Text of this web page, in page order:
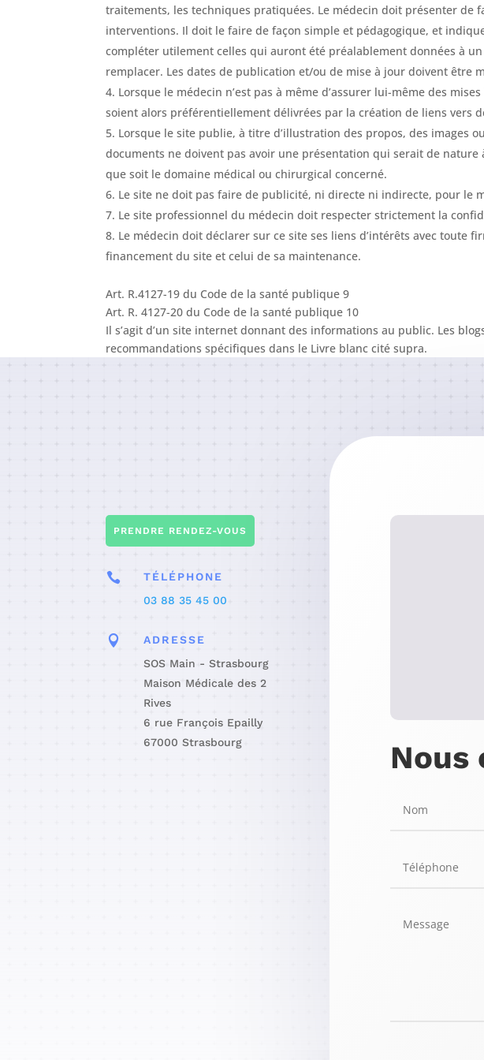
traitements, les techniques pratiquées. Le médecin doit présenter de
interventions. Il doit le faire de façon simple et pédagogique, et
compléter utilement celles qui auront été préalablement données à
remplacer. Les dates de publication et/ou de mise à jour doivent être
Lorsque le médecin n’est pas à même d’assurer lui-même des
soient alors préférentiellement délivrées par la création de liens vers
Lorsque le site publie, à titre d’illustration des propos, des images
documents ne doivent pas avoir une présentation qui serait de
que soit le domaine médical ou chirurgical concerné.
Le site ne doit pas faire de publicité, ni directe ni indirecte, pour le
Le site professionnel du médecin doit respecter strictement la
Le médecin doit déclarer sur ce site ses liens d’intérêts avec toute
financement du site et celui de sa maintenance.
Art. R.4127-19 du Code de la santé publique 9
Art. R. 4127-20 du Code de la santé publique 10
Il s’agit d’un site internet donnant des informations au public. Les
recommandations spécifiques dans le Livre blanc cité supra.
PRENDRE RENDEZ-VOUS

TÉLÉPHONE
03 88 35 45 00

ADRESSE
SOS Main - Strasbourg
Maison Médicale des 2
Rives
6 rue François Epailly
67000 Strasbourg
Nous